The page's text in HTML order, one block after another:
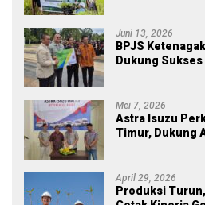
Juni 13, 2026
BPJS
Dukung
Mei 7, 2026
Astra Isuzu
Timur, Dukung
April 29, 2026
Produksi